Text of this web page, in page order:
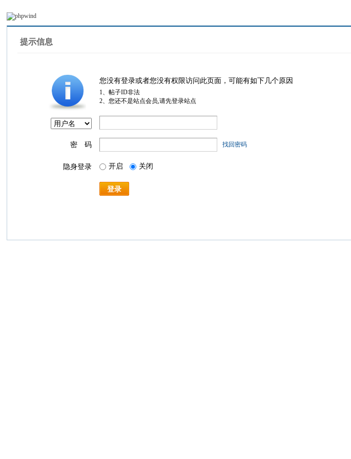
提示信息
您没有登录或者您没有权限访问此页面，可能有如下几个原因
1、帖子ID非法
2、您还不是站点会员,请先登录站点
密 码 找回密码
隐身登录 开启 关闭
登录